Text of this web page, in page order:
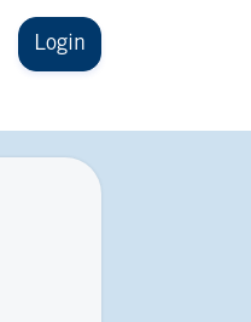
Login